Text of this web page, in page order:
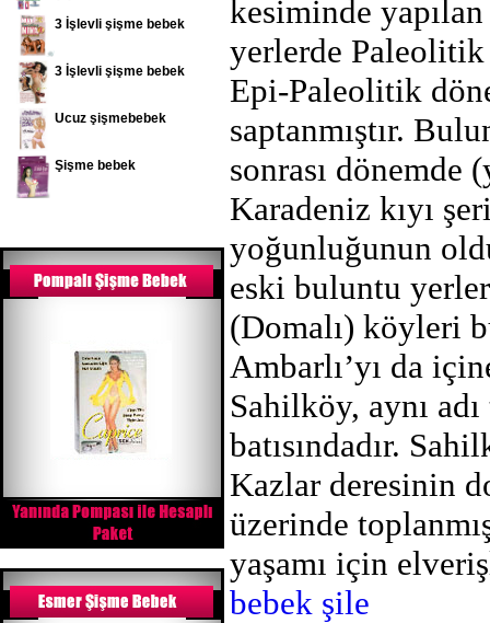
3 İşlevli şişme bebek
3 İşlevli şişme bebek
Ucuz şişmebebek
Şişme bebek
kesiminde
yerlerde
Epi-Paleolitik
saptanmıştır.
sonrası dönemde
Karadeniz kıyı
yoğunluğunun
eski buluntu
(Domalı) köyleri
Ambarlı’yı da
Sahilköy, aynı
batısındadır.
Kazlar deresinin
üzerinde
yaşamı için
bebek şile